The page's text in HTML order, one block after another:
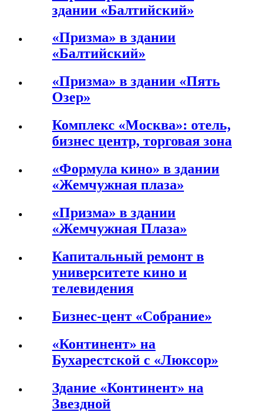
здании «Балтийский»
«Призма» в здании
«Балтийский»
«Призма» в здании «Пять
Озер»
Комплекс «Москва»: отель,
бизнес центр, торговая зона
«Формула кино» в здании
«Жемчужная плаза»
«Призма» в здании
«Жемчужная Плаза»
Капитальный ремонт в
университете кино и
телевидения
Бизнес-цент «Собрание»
«Континент» на
Бухарестской с «Люксор»
Здание «Континент» на
Звездной